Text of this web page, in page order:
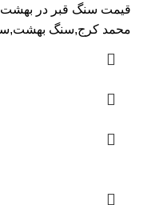
قیمت سنگ قبر در
محمد کرج,سنگ